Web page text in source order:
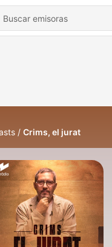
Crims, el jurat